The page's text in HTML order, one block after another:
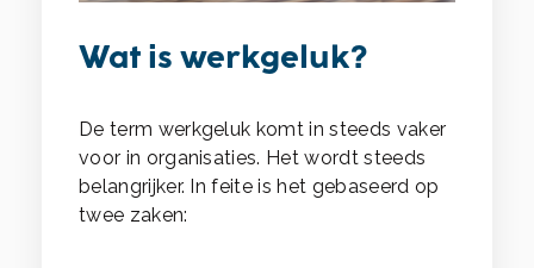
Wat is werkgeluk?
De term werkgeluk komt in steeds vaker
voor in organisaties. Het wordt steeds
belangrijker. In feite is het gebaseerd op
twee zaken: